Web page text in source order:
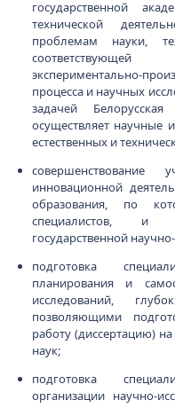
государственной
технической
проблемам науки,
соответствующей
экспериментально-
процесса и научных
задачей
осуществляет научные
естественных и
совершенствование
инновационной
образования, по
специалистов, и
государственной
подготовка
планирования и
исследований,
позволяющими
работу (диссертацию)
наук;
подготовка
организации научно-